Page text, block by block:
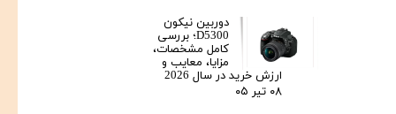
دوربین نیکون
D5300؛ بررسی
کامل مشخصات،
مزایا، معایب و
ارزش خرید در سال 2026
۰۸ تیر ۰۵